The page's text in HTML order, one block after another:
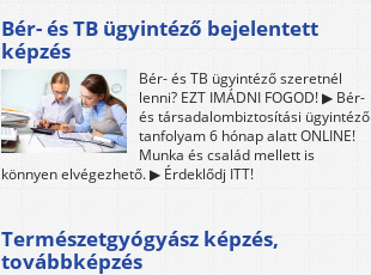
Bér- és TB ügyintéző bejelentett
képzés
Bér- és TB ügyintéző szeretnél
lenni? EZT IMÁDNI FOGOD! ▶ Bér-
és társadalombiztosítási ügyintéző
tanfolyam 6 hónap alatt ONLINE!
Munka és család mellett is
könnyen elvégezhető. ▶ Érdeklődj ITT!
Természetgyógyász képzés,
továbbképzés